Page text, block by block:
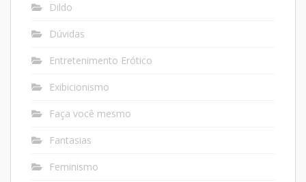
Dildo
Dúvidas
Entretenimento Erótico
Exibicionismo
Faça você mesmo
Fantasias
Feminismo